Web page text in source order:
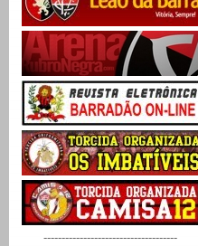
-------------------------------------